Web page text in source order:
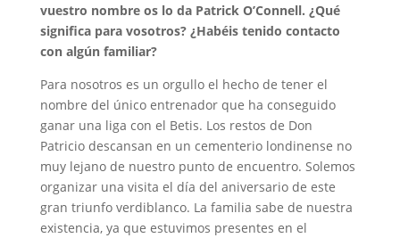
vuestro nombre os lo da Patrick O’Connell. ¿Qué
significa para vosotros? ¿Habéis tenido contacto
con algún familiar?
Para nosotros es un orgullo el hecho de tener el
nombre del único entrenador que ha conseguido
ganar una liga con el Betis. Los restos de Don
Patricio descansan en un cementerio londinense no
muy lejano de nuestro punto de encuentro. Solemos
organizar una visita el día del aniversario de este
gran triunfo verdiblanco. La familia sabe de nuestra
existencia, ya que estuvimos presentes en el